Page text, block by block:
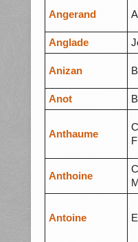
Angerand
Anglade
Anizan
Anot
Anthaume
Anthoine
Antoine